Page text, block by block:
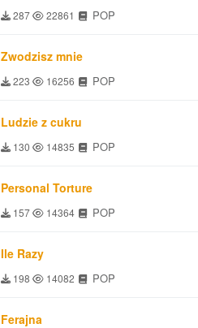
287 22861 POP
Zwodzisz mnie
223 16256 POP
Ludzie z cukru
130 14835 POP
Personal Torture
157 14364 POP
Ile Razy
198 14082 POP
Ferajna